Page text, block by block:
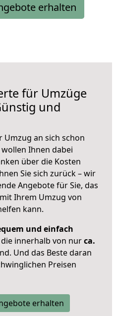
erhalten
für Umzüge
und
Umzug an sich schon
Ihnen dabei
über die Kosten
Sie sich zurück – wir
Angebote für Sie, das
mit Ihrem Umzug von
kann.
und einfach
die innerhalb von nurca.
Und das Beste daran
Preisen
erhalten